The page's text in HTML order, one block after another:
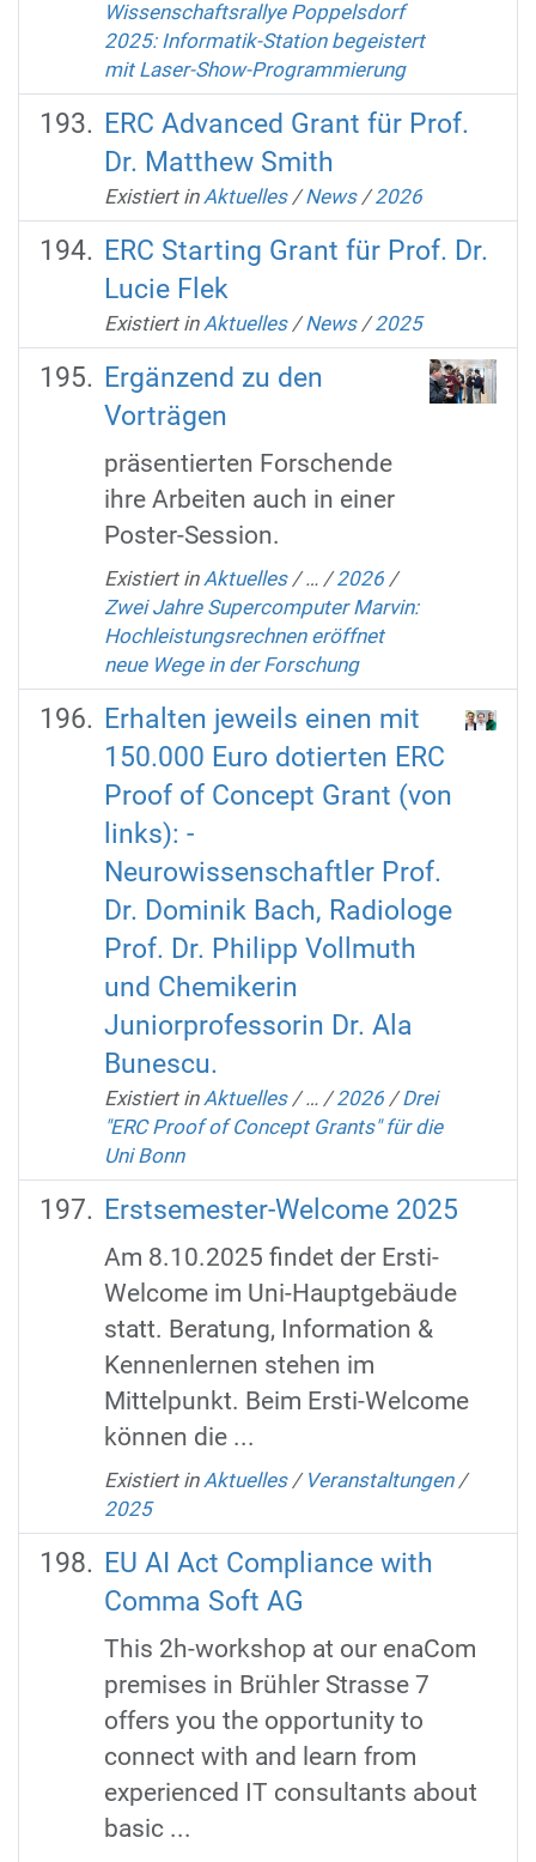
Wissenschaftsrallye Poppelsdorf
2025: Informatik-Station begeistert
mit Laser-Show-Programmierung
ERC Advanced Grant für Prof.
Dr. Matthew Smith
Existiert in Aktuelles /News /2026
ERC Starting Grant für Prof. Dr.
Lucie Flek
Existiert in Aktuelles /News /2025
Ergänzend zu den
Vorträgen
präsentierten Forschende
ihre Arbeiten auch in einer
Poster-Session.
Existiert in Aktuelles /… /2026 /
Zwei Jahre Supercomputer Marvin:
Hochleistungsrechnen eröffnet
neue Wege in der Forschung
Erhalten jeweils einen mit
150.000 Euro dotierten ERC
Proof of Concept Grant (von
links): -
Neurowissenschaftler Prof.
Dr. Dominik Bach, Radiologe
Prof. Dr. Philipp Vollmuth
und Chemikerin
Juniorprofessorin Dr. Ala
Bunescu.
Existiert in Aktuelles /… /2026 /Drei
"ERC Proof of Concept Grants" für die
Uni Bonn
Erstsemester-Welcome 2025
Am 8.10.2025 findet der Ersti-
Welcome im Uni-Hauptgebäude
statt. Beratung, Information &
Kennenlernen stehen im
Mittelpunkt. Beim Ersti-Welcome
können die ...
Existiert in Aktuelles / Veranstaltungen /
2025
EU AI Act Compliance with
Comma Soft AG
This 2h-workshop at our enaCom
premises in Brühler Strasse 7
offers you the opportunity to
connect with and learn from
experienced IT consultants about
basic ...